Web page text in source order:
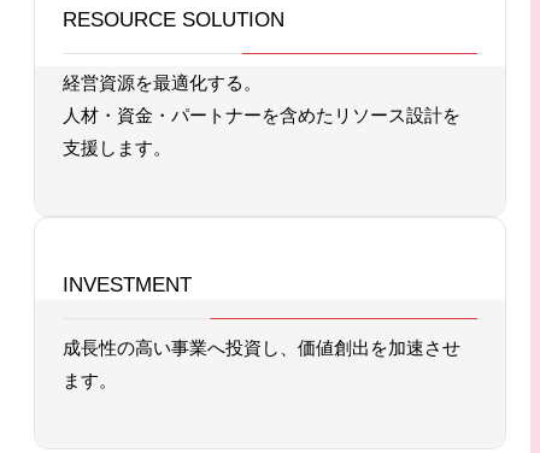
RESOURCE SOLUTION
経営資源を最適化する。
人材・資金・パートナーを含めたリソース設計を
支援します。
INVESTMENT
成長性の高い事業へ投資し、価値創出を加速させ
ます。